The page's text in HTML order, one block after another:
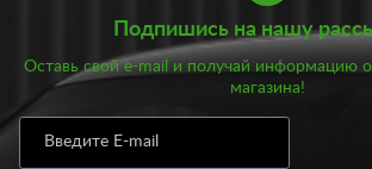
Подпишись на нашу
Оставь свой e-mail и получай информацию
магазина!